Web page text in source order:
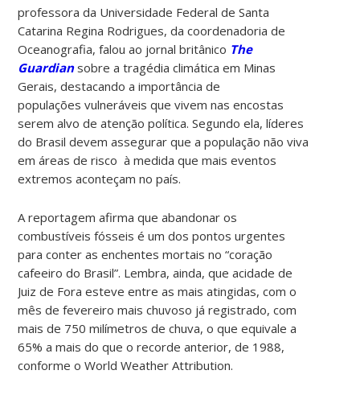
professora da Universidade Federal de Santa
Catarina Regina Rodrigues, da coordenadoria de
Oceanografia, falou ao jornal britânico The
Guardiansobre a tragédia climática em Minas
Gerais, destacando a importância de
populações vulneráveis que vivem nas encostas
serem alvo de atenção política. Segundo ela, líderes
do Brasil devem assegurar que a população não viva
em áreas de risco à medida que mais eventos
extremos aconteçam no país.
A reportagem afirma que abandonar os
combustíveis fósseis é um dos pontos urgentes
para conter as enchentes mortais no “coração
cafeeiro do Brasil”. Lembra, ainda, que acidade de
Juiz de Fora esteve entre as mais atingidas, com o
mês de fevereiro mais chuvoso já registrado, com
mais de 750 milímetros de chuva, o que equivale a
65% a mais do que o recorde anterior, de 1988,
conforme o World Weather Attribution.